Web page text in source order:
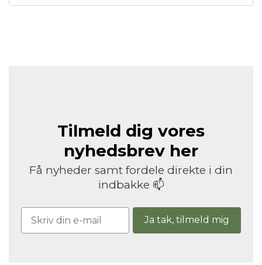
Tilmeld dig vores
nyhedsbrev her
Få nyheder samt fordele direkte i din
indbakke 📫
Ja tak, tilmeld mig